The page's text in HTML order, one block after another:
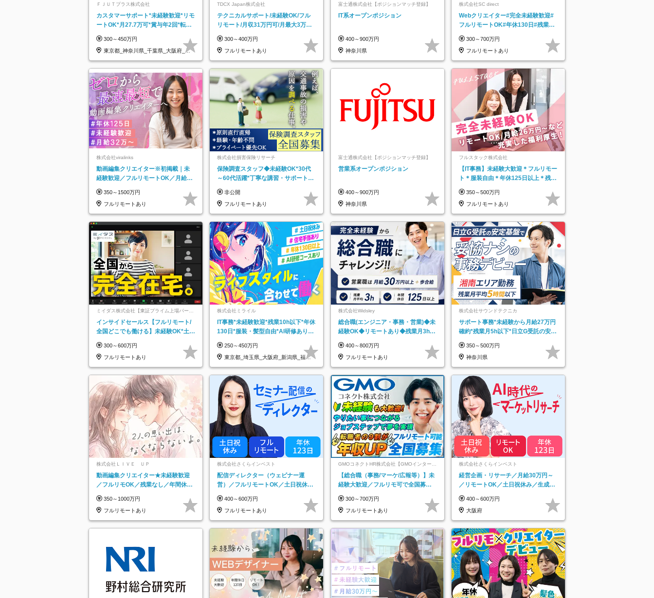
ＦＪＵＴプラス株式会社
カスタマーサポート*未経験歓迎*リモ
ートOK*月27.7万可*賞与年2回*転勤
300～450万円
東京都_神奈川県_千葉県_大阪府_愛
知県…
TDCX Japan株式会社
テクニカルサポート/未経験OK/フル
リモート/月収31万円可/月最大3万の
300～400万円
フルリモートあり
富士通株式会社【ポジションマッチ登録】
IT系オープンポジション
400～900万円
神奈川県
株式会社SC direct
Webクリエイター#完全未経験歓迎#
フルリモートOK#年休130日#残業月
300～700万円
フルリモートあり
株式会社viralinks
動画編集クリエイター※初掲載｜未
経験歓迎／フルリモートOK／月給32
350～1500万円
フルリモートあり
株式会社損害保険リサーチ
保険調査スタッフ◆未経験OK*30代
～60代活躍*丁寧な講習・サポートあ
託
非公開
フルリモートあり
富士通株式会社【ポジションマッチ登録】
営業系オープンポジション
400～900万円
神奈川県
フルスタック株式会社
【IT事務】未経験大歓迎＊フルリモー
ト＊服装自由＊年休125日以上＊残業
350～500万円
フルリモートあり
ミイダス株式会社【東証プライム上場パーソ
インサイドセールス【フルリモート/
全国どこでも働ける】未経験OK*土日
300～600万円
フルリモートあり
株式会社ミライル
IT事務*未経験歓迎*残業10h以下*年休
130日*服装・髪型自由*AI研修あり*
250～450万円
東京都_埼玉県_大阪府_新潟県_福岡
県
株式会社Widsley
総合職(エンジニア・事務・営業)◆未
経験OK◆リモートあり◆残業月3h◆
400～800万円
フルリモートあり
株式会社サウンドテクニカ
サポート事務*未経験から月給27万円
確約*残業月5h以下*日立G受託の安定
350～500万円
神奈川県
株式会社ＬＩＶＥ ＵＰ
動画編集クリエイター★未経験歓迎
／フルリモOK／残業なし／年間休日
実で安心
350～1000万円
フルリモートあり
株式会社さくらインベスト
配信ディレクター（ウェビナー運
営）／フルリモートOK／土日祝休み
400～600万円
フルリモートあり
GMOコネクトHR株式会社【GMOインターネ
ットグループ】
【総合職（事務/マーケ/広報等）】未
経験大歓迎／フルリモ可で全国募
★
300～700万円
フルリモートあり
株式会社さくらインベスト
経営企画・リサーチ／月給30万円～
／リモートOK／土日祝休み／生成AI
400～600万円
大阪府